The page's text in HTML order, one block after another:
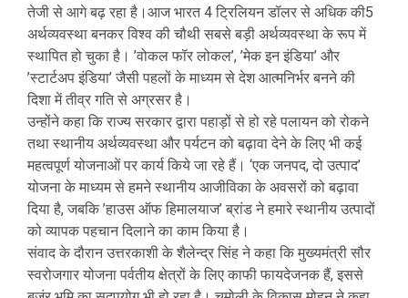
तेजी से आगे बढ़ रहा है।आज भारत 4 ट्रिलियन डॉलर से अधिक की5
अर्थव्यवस्था बनकर विश्व की चौथी सबसे बड़ी अर्थव्यवस्था के रूप में
स्थापित हो चुका है। ’वोकल फॉर लोकल’, ’मेक इन इंडिया’ और
’स्टार्टअप इंडिया’ जैसी पहलों के माध्यम से देश आत्मनिर्भर बनने की
दिशा में तीव्र गति से अग्रसर है।
उन्होंने कहा कि राज्य सरकार द्वारा पहाड़ों से हो रहे पलायन को रोकने
तथा स्थानीय अर्थव्यवस्था और पर्यटन को बढ़ावा देने के लिए भी कई
महत्वपूर्ण योजनाओं पर कार्य किये जा रहे हैं। ‘एक जनपद, दो उत्पाद’
योजना के माध्यम से हमने स्थानीय आजीविका के अवसरों को बढ़ावा
दिया है, जबकि ’हाउस ऑफ हिमालयाज’ ब्रांड ने हमारे स्थानीय उत्पादों
को व्यापक पहचान दिलाने का काम किया है।
संवाद के दौरान उत्तरकाशी के शैलेन्द्र सिंह ने कहा कि मुख्यमंत्री सौर
स्वरोजगार योजना पर्वतीय क्षेत्रों के लिए काफी फायदेजनक हैं, इससे